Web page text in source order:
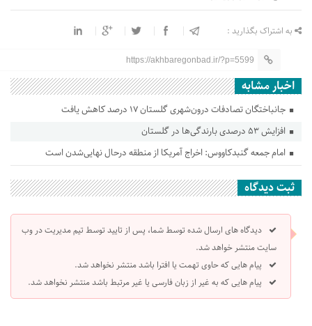
به اشتراک بگذارید :
https://akhbaregonbad.ir/?p=5599
اخبار مشابه
جانباختگان تصادفات درون‌شهری گلستان ۱۷ درصد کاهش یافت
افزایش ۵۳ درصدی بارندگی‌ها در گلستان
امام جمعه گنبدکاووس: اخراج آمریکا از منطقه درحال نهایی‌شدن است
ثبت دیدگاه
دیدگاه های ارسال شده توسط شما، پس از تایید توسط تیم مدیریت در وب
سایت منتشر خواهد شد.
پیام هایی که حاوی تهمت یا افترا باشد منتشر نخواهد شد.
پیام هایی که به غیر از زبان فارسی یا غیر مرتبط باشد منتشر نخواهد شد.